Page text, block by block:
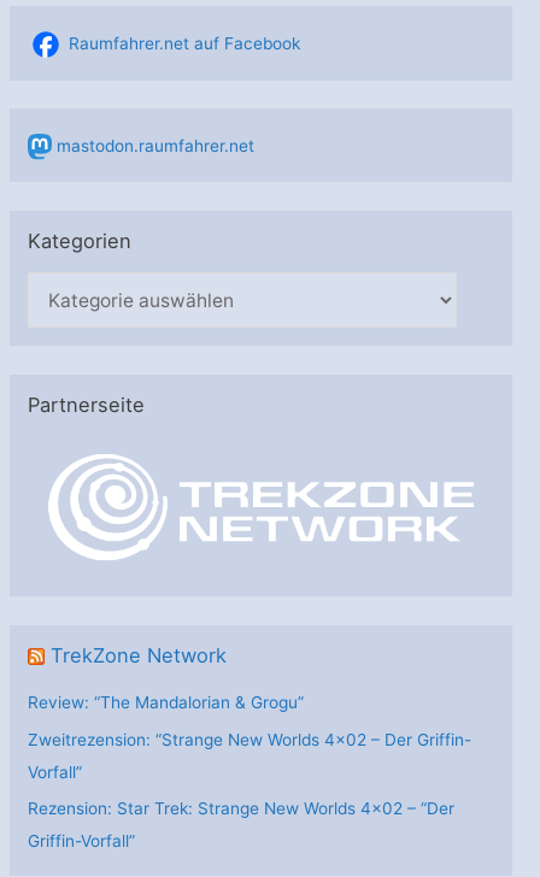
Raumfahrer.net auf Facebook
mastodon.raumfahrer.net
Kategorien
g
Partnerseite
TrekZone Network
Review: “The Mandalorian & Grogu”
Zweitrezension: “Strange New Worlds 4×02 – Der Griffin-
Vorfall”
Rezension: Star Trek: Strange New Worlds 4×02 – “Der
Griffin-Vorfall”